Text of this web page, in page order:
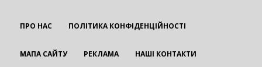
ПРО НАС ПОЛІТИКА КОНФІДЕНЦІЙНОСТІ
МАПА САЙТУ РЕКЛАМА НАШІ КОНТАКТИ